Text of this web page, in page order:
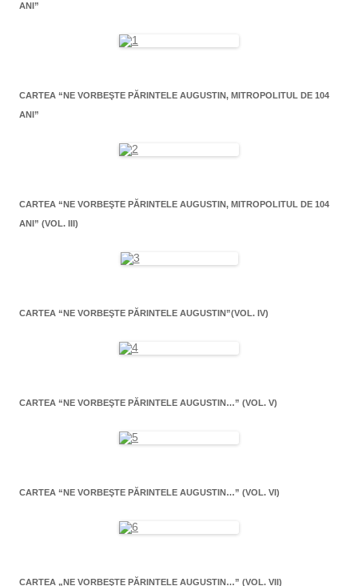
ANI”
CARTEA “NE VORBEŞTE PĂRINTELE AUGUSTIN, MITROPOLITUL DE 104
ANI”
CARTEA “NE VORBEŞTE PĂRINTELE AUGUSTIN, MITROPOLITUL DE 104
ANI” (VOL. III)
CARTEA “NE VORBEŞTE PĂRINTELE AUGUSTIN”(VOL. IV)
CARTEA “NE VORBEŞTE PĂRINTELE AUGUSTIN…” (VOL. V)
CARTEA “NE VORBEŞTE PĂRINTELE AUGUSTIN…” (VOL. VI)
CARTEA „NE VORBEŞTE PĂRINTELE AUGUSTIN…” (VOL. VII)